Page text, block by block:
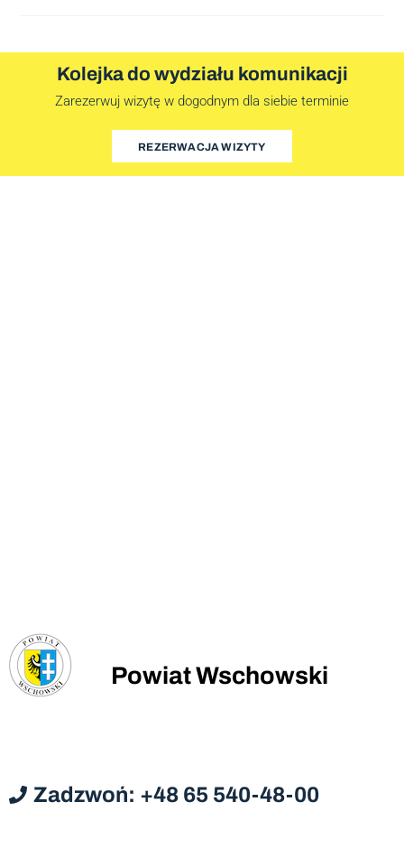
Kolejka do wydziału komunikacji
Zarezerwuj wizytę w dogodnym dla siebie terminie
REZERWACJA WIZYTY
Powiat Wschowski
Zadzwoń: +48 65 540-48-00